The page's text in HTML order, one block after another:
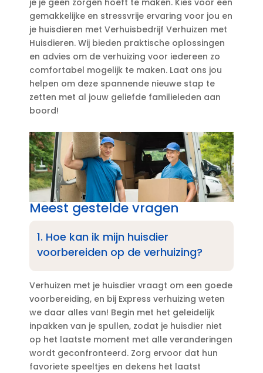
gemakkelijke en stressvrije ervaring voor jou en
je huisdieren met Verhuisbedrijf Verhuizen met
Huisdieren.​ Wij bieden praktische oplossingen
en advies om de verhuizing voor iedereen zo
comfortabel mogelijk te maken.​ Laat ons jou
helpen om deze spannende nieuwe stap te
zetten met al jouw geliefde familieleden aan
boord!
Meest gestelde vragen
1.​ Hoe kan ik mijn huisdier
voorbereiden op de verhuizing?
Verhuizen met je huisdier vraagt om een goede
voorbereiding, en bij Express verhuizing weten
we daar alles van! Begin met het geleidelijk
inpakken van je spullen, zodat je huisdier niet
op het laatste moment met alle veranderingen
wordt geconfronteerd.​ Zorg ervoor dat hun
favoriete speeltjes en dekens het laatst